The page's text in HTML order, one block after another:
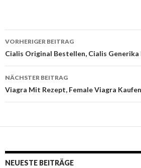
Beitrags-
Navigation
VORHERIGER BEITRAG
Cialis Original Bestellen, Cialis
NÄCHSTER BEITRAG
Viagra Mit Rezept, Female Viagra Kaufen
NEUESTE BEITRÄGE